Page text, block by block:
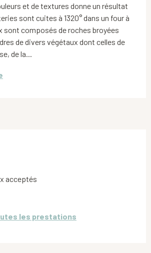
et de textures donne un résultat
sont cuites à 1320° dans un four à
sont composés de roches broyées
de divers végétaux dont celles de
de la...
acceptés
les prestations